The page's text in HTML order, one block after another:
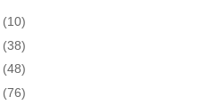
(10)
(38)
(48)
(76)